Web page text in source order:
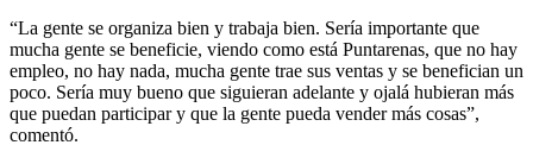
“La gente se organiza bien y trabaja bien. Sería importante que
mucha gente se beneficie, viendo como está Puntarenas, que no hay
empleo, no hay nada, mucha gente trae sus ventas y se benefician un
poco. Sería muy bueno que siguieran adelante y ojalá hubieran más
que puedan participar y que la gente pueda vender más cosas”,
comentó.